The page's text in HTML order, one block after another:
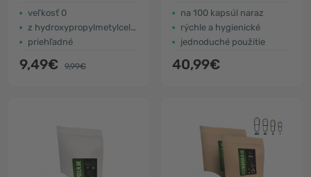
veľkosť 0
z hydroxypropylmetylcelulózy
priehľadné
9,49€ 9,99€
na 100 kapsúl naraz
rýchle a hygienické
jednoduché použitie
40,99€